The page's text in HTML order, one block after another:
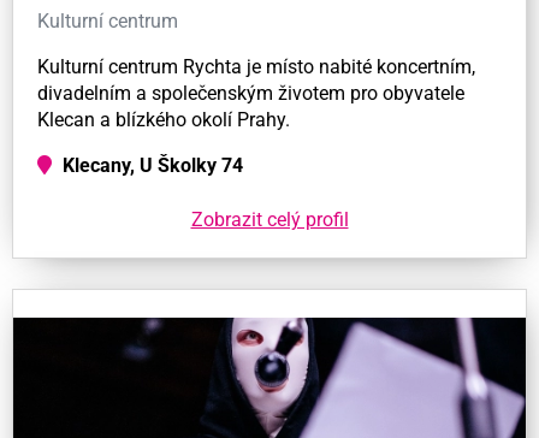
Kulturní centrum
Kulturní centrum Rychta je místo nabité koncertním,
divadelním a společenským životem pro obyvatele
Klecan a blízkého okolí Prahy.
Klecany, U Školky 74
Zobrazit celý profil